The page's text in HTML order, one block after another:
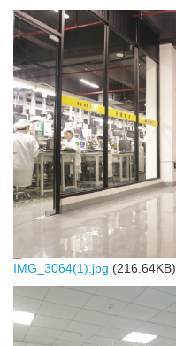
IMG_3064(1).jpg (216.64KB)